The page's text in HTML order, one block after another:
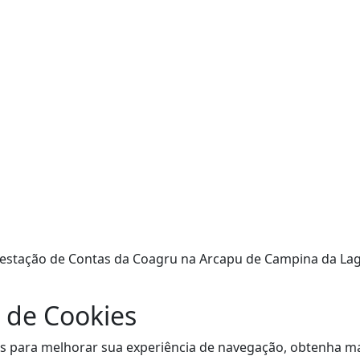
de Contas da Coagru na Arcapu de Campina da
Cookies
para melhorar sua experiência de navegação, obtenha